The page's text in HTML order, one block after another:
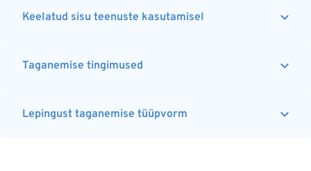
Keelatud sisu teenuste kasutamisel
Taganemise tingimused
Lepingust taganemise tüüpvorm